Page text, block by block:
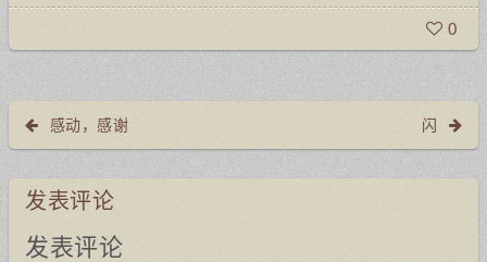
0
感动，感谢 闪
发表评论
发表评论